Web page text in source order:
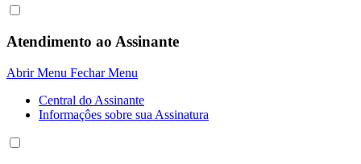
Atendimento ao Assinante
Abrir Menu Fechar Menu
Central do Assinante
Informaçôes sobre sua Assinatura